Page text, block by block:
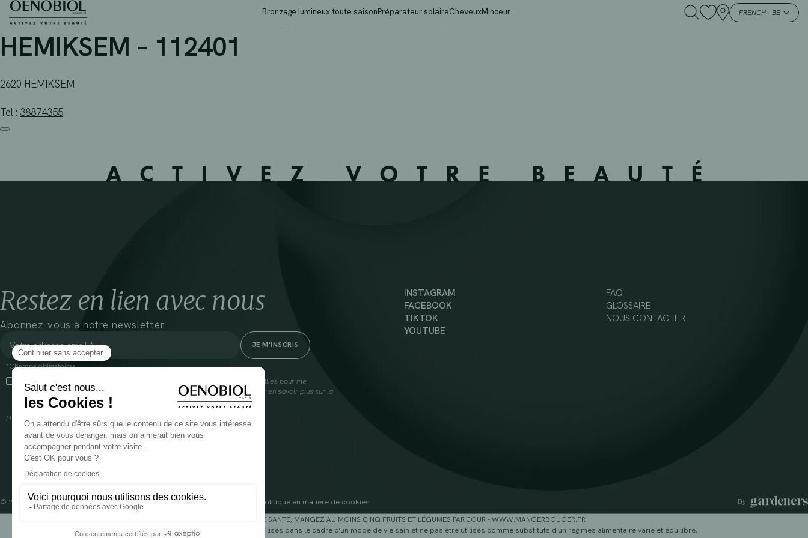
Skip
Bronzage lumineux toute saisonPréparateur solaireCheveuxMinceur FRENCH - BE
APOTHEEK TUYTELEERS NV – HEMIKSEM – 112401 – HEMIK –
HEMIKSEM – 112401
2620 HEMIKSEM
Tel : 38874355
ACTIVEZ VOTRE BEAUTÉ
Restez en lien avec nous
Abonnez-vous à notre newsletter
*Champs obligatoires
En cliquant sur cette case, j’accepte que Cooper(1) traite les données recueillies pour me
communiquer des informations commerciales sur ses produits et offres. Pour en savoir plus sur la
gestion de vos données et vos droits, rendez-vousici
(1) Coopération pharmaceutique Française, RCS Melun 399 227 636
INSTAGRAM
FACEBOOK
TIKTOK
YOUTUBE
FAQ
GLOSSAIRE
NOUS CONTACTER
© 2024 OENOBIOL PARISMentions légalesConditions Générales d’Utilisation
Politique en matière de cookies
POUR VOTRE SANTÉ, MANGEZ AU MOINS CINQ FRUITS ET LÉGUMES PAR JOUR - WWW.MANGERBOUGER.FR
Les complément alimentaires doivent être utilisés dans le cadre d'un mode de vie sain et ne pas être utilisés comme substituts d'un régimes alimentaire varié et équilibré.